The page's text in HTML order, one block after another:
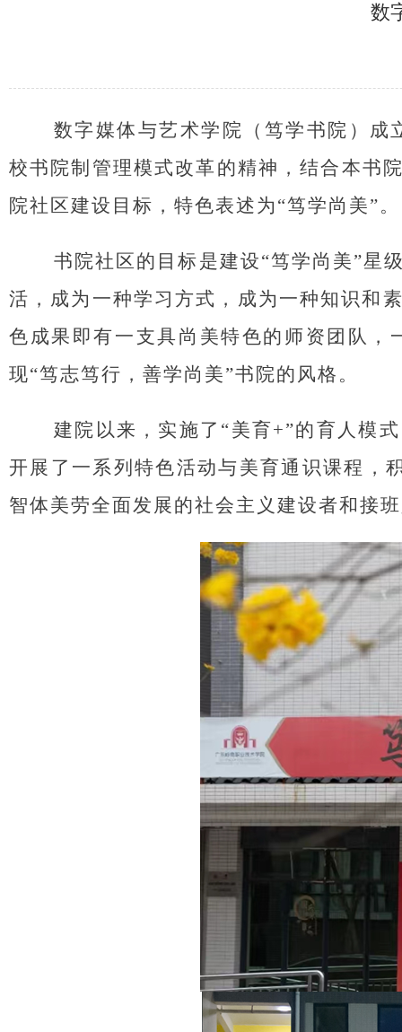
数
数字媒体与艺术学院（笃学书院） 成
校书院制管理模式改革的精神，结合本书
院社区建设目标，特色表述为“笃学尚美”。
书院社区的目标是建设“笃学尚美”星
活，成为一种学习方式，成为一种知识和
色成果即有一支具尚美特色的师资团队
现“笃志笃行，善学尚美”书院的风格。
建院以来，实施了“美育+”的育人模
开展了一系列特色活动与美育通识课程，
智体美劳全面发展的社会主义建设者和接